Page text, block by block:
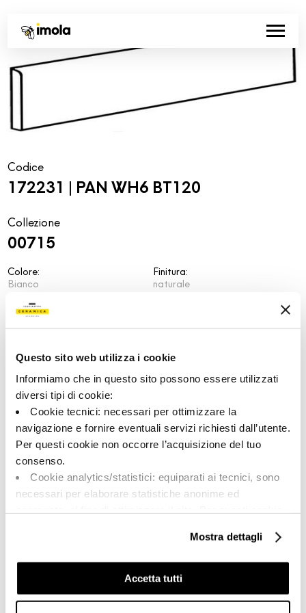
Questo sito web utilizza i cookie
Informiamo che in questo sito possono essere utilizzati
diversi tipi di cookie:
Cookie tecnici: necessari per ottimizzare la
navigazione e fornire eventuali servizi richiesti dall’utente.
Per questi cookie non occorre l’acquisizione del tuo
consenso.
Cookie analytics/statistici: equiparati ai tecnici, sono
necessari per elaborare statistiche anonime ed
Cookie di profilazione/marketing: sono utilizzati, solo
previo tuo consenso, per esaminare le tue abitudini di
navigazione e mostrarti quindi avvisi pubblicitari mirati, in
linea con le tue preferenze.
Mostra dettagli
Accetta tutti
Codice
172231 | PAN WH6 BT120
Collezione
00715
Colore:
Bianco
Tipologia:
Pezzi Speciali
6.0x120.0
Finitura:
naturale
V2
Unità di misura:
Share: